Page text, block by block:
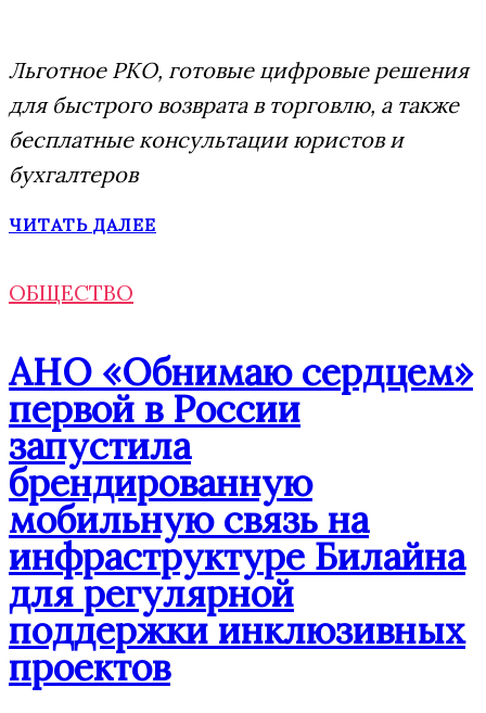
Льготное РКО, готовые цифровые решения
для быстрого возврата в торговлю, а также
бесплатные консультации юристов и
бухгалтеров
ЧИТАТЬ ДАЛЕЕ
ОБЩЕСТВО
АНО «Обнимаю сердцем»
первой в России
запустила
брендированную
мобильную связь на
инфраструктуре Билайна
для регулярной
поддержки инклюзивных
проектов